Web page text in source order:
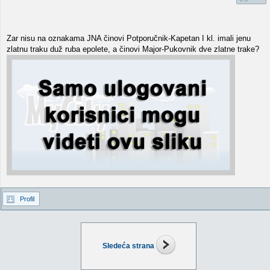
Sledeća strana
Zar nisu na oznakama JNA činovi Potporučnik-Kapetan I kl. imali jenu
zlatnu traku duž ruba epolete, a činovi Major-Pukovnik dve zlatne trake?
Profil